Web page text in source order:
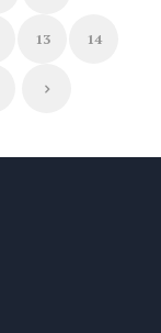
13 14